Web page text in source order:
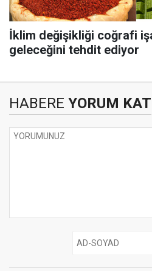
İklim değişikliği coğrafi
geleceğini tehdit ediyor
HABERE YORUM KAT